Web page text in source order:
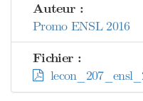
Auteur :
Promo ENSL 2016
Fichier :